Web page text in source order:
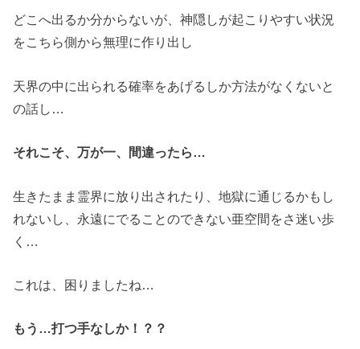
どこへ出るか分からないが、神隠しが起こりやすい状況
をこちら側から無理に作り出し
天界の中に出られる確率をあげるしか方法がなくないと
の話し…
それこそ、万が一、間違ったら…
生きたまま霊界に放り出されたり、地獄に通じるかもし
れないし、永遠にでることのできない亜空間をさ迷い歩
く…
これは、困りましたね…
もう…打つ手なしか！？？